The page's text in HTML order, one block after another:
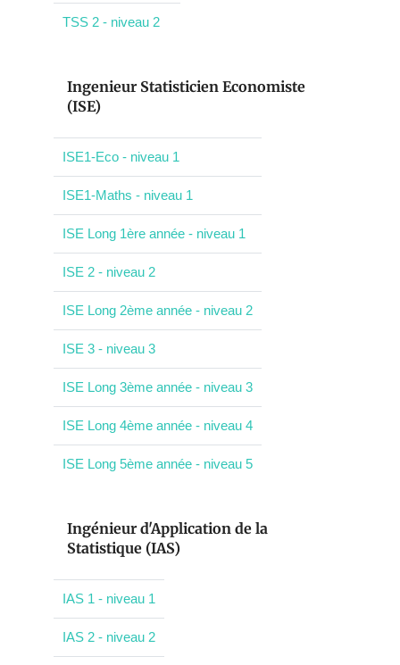
TSS 2 - niveau 2
Ingenieur Statisticien Economiste
(ISE)
ISE1-Eco - niveau 1
ISE1-Maths - niveau 1
ISE Long 1ère année - niveau 1
ISE 2 - niveau 2
ISE Long 2ème année - niveau 2
ISE 3 - niveau 3
ISE Long 3ème année - niveau 3
ISE Long 4ème année - niveau 4
ISE Long 5ème année - niveau 5
Ingénieur d'Application de la
Statistique (IAS)
IAS 1 - niveau 1
IAS 2 - niveau 2